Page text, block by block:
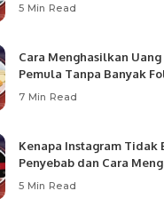
5 Min Read
Cara Menghasilkan
Pemula Tanpa Banyak
7 Min Read
Kenapa Instagram Tidak
Penyebab dan Cara
5 Min Read